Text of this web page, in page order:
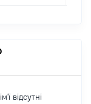
відсутні